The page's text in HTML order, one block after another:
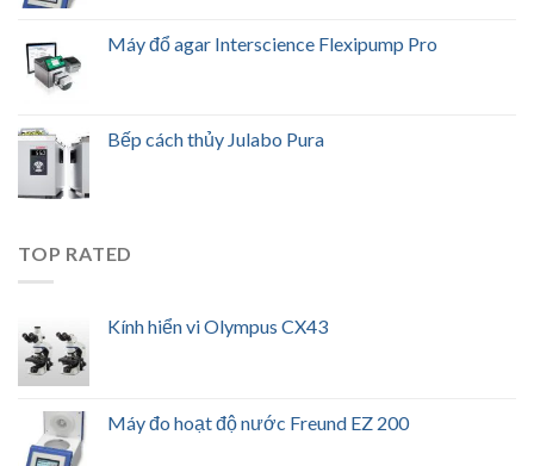
Máy đổ agar Interscience Flexipump Pro
Bếp cách thủy Julabo Pura
TOP RATED
Kính hiển vi Olympus CX43
Máy đo hoạt độ nước Freund EZ 200